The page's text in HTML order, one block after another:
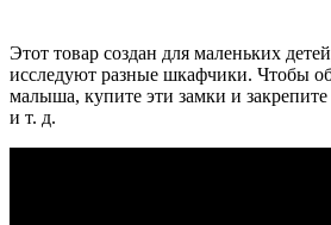
Этот товар создан для маленьких
исследуют разные шкафчики. Чтобы
малыша, купите эти замки и
и т. д.